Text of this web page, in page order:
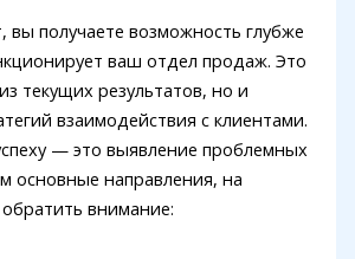
вы получаете возможность глубже
ваш отдел продаж. Это
текущих результатов, но и
взаимодействия с клиентами.
— это выявление проблемных
основные направления, на
внимание: